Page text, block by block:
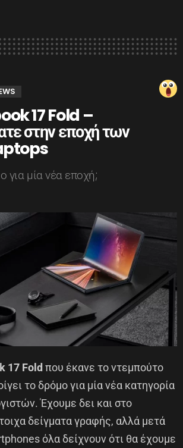
17 Fold –
στην εποχή των
για μία νέα εποχή;
17 Foldπου έκανε το ντεμπούτο
το δρόμο για μία νέα κατηγορία
Έχουμε δει και στο
δείγματα γραφής, αλλά μετά
όλα δείχνουν ότι θα έχουμε